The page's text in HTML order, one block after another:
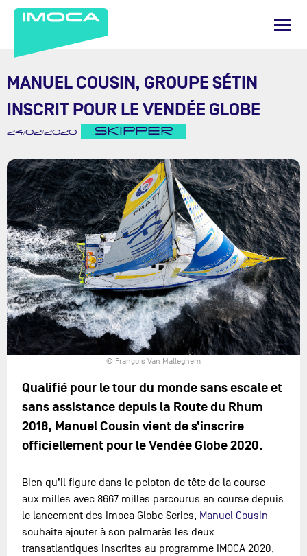
MANUEL COUSIN, GROUPE SÉTIN
INSCRIT POUR LE VENDÉE GLOBE
24/02/2020 SKIPPER
© François Van Malleghem
Qualifié pour le tour du monde sans escale et
sans assistance depuis la Route du Rhum
2018, Manuel Cousin vient de s’inscrire
officiellement pour le Vendée Globe 2020.
Bien qu’il figure dans le peloton de tête de la course
aux milles avec 8667 milles parcourus en course depuis
le lancement des Imoca Globe Series, Manuel Cousin
souhaite ajouter à son palmarès les deux
transatlantiques inscrites au programme IMOCA 2020,